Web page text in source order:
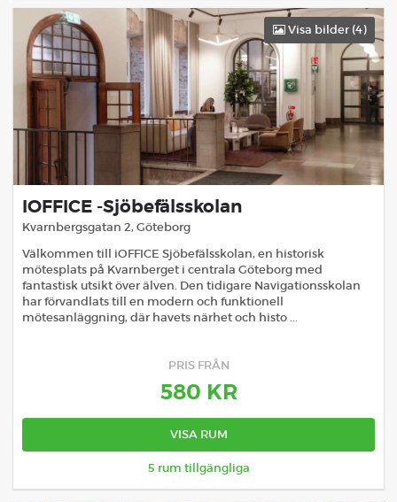
Visa bilder (4)
IOFFICE -Sjöbefälsskolan
Kvarnbergsgatan 2, Göteborg
Välkommen till iOFFICE Sjöbefälsskolan, en historisk
mötesplats på Kvarnberget i centrala Göteborg med
fantastisk utsikt över älven. Den tidigare Navigationsskolan
har förvandlats till en modern och funktionell
mötesanläggning, där havets närhet och histo ...
PRIS FRÅN
580 KR
VISA RUM
5 rum tillgängliga